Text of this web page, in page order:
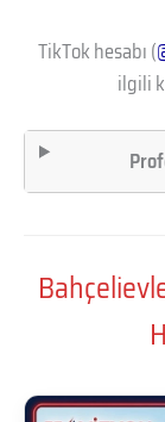
TikTok hesabı (
ilgili